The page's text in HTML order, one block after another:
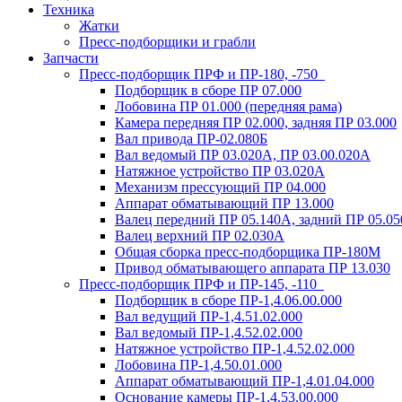
Техника
Жатки
Пресс-подборщики и грабли
Запчасти
Пресс-подборщик ПРФ и ПР-180, -750
Подборщик в сборе ПР 07.000
Лобовина ПР 01.000 (передняя рама)
Камера передняя ПР 02.000, задняя ПР 03.000
Вал привода ПР-02.080Б
Вал ведомый ПР 03.020А, ПР 03.00.020А
Натяжное устройство ПР 03.020A
Механизм прессующий ПР 04.000
Аппарат обматывающий ПР 13.000
Валец передний ПР 05.140A, задний ПР
Валец верхний ПР 02.030A
Общая сборка пресс-подборщика ПР-180М
Привод обматывающего аппарата ПР 13.030
Пресс-подборщик ПРФ и ПР-145, -110
Подборщик в сборе ПР-1,4.06.00.000
Вал ведущий ПР-1,4.51.02.000
Вал ведомый ПР-1,4.52.02.000
Натяжное устройство ПР-1,4.52.02.000
Лобовина ПР-1,4.50.01.000
Аппарат обматывающий ПР-1,4.01.04.000
Основание камеры ПР-1,4.53.00.000